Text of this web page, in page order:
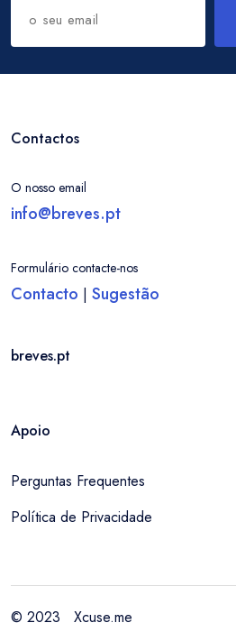
Entrar / Criar Conta
Contactos
O nosso email
info@breves.pt
Formulário contacte-nos
Contacto | Sugestão
breves.pt
Apoio
Perguntas Frequentes
Política de Privacidade
© 2023 Xcuse.me